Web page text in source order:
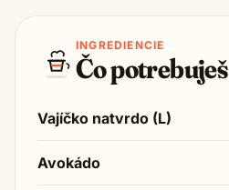
INGREDIENCIE
Čo potrebuješ
Vajíčko natvrdo (L)
Avokádo